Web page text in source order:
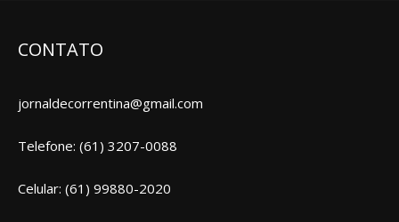
CONTATO
jornaldecorrentina@gmail.com
Telefone: (61) 3207-0088
Celular: (61) 99880-2020